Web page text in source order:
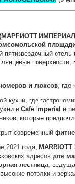
(МАРРИОТТ
пятизвездочный
и люксов, где
кухни, где
в Cafe Imperial и
которые
современный
2021 года,
адресов для
лестница,
потолки и